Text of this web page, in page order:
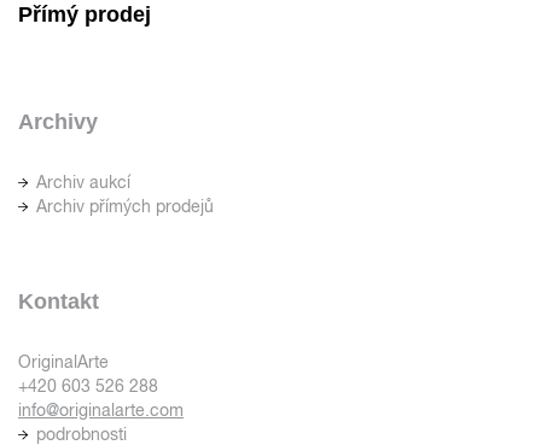
Přímý prodej
Archivy
Archiv aukcí
Archiv přímých prodejů
Kontakt
OriginalArte
+420 603 526 288
info@originalarte.com
podrobnosti